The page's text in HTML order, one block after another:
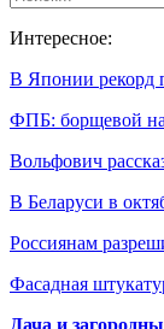
Интересное:
В Японии рекорд
ФПБ: борщевой
Вольфович
В Беларуси в
Россиянам
Фасадная
Дача и